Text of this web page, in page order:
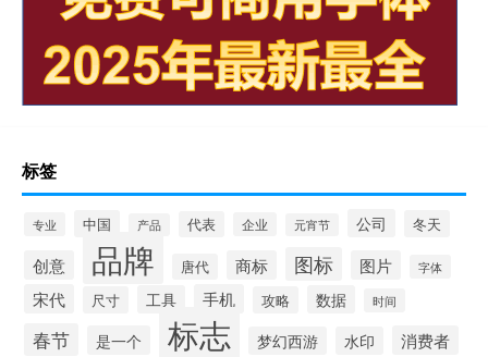
标签
专业 中国 产品 代表 企业 元宵节 公司 冬天
创意 品牌 唐代 商标 图标 图片 字体
宋代 尺寸 工具 手机 攻略 数据 时间
春节 是一个 标志 梦幻西游 水印 消费者